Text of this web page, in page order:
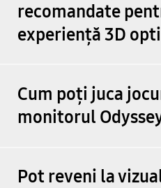
Shin Megami Tensei
Slender: The Arrival
Sonic Racing :
recomandate
experiență 3D
Cum poți juca
monitorul
Pot reveni la